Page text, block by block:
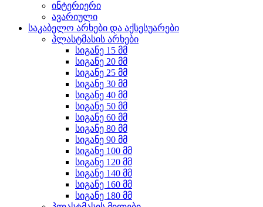
ინტერიერი
ავარიული
საკაბელო არხები და აქსესუარები
პლასტმასის არხები
სიგანე 15 მმ
სიგანე 20 მმ
სიგანე 25 მმ
სიგანე 30 მმ
სიგანე 40 მმ
სიგანე 50 მმ
სიგანე 60 მმ
სიგანე 80 მმ
სიგანე 90 მმ
სიგანე 100 მმ
სიგანე 120 მმ
სიგანე 140 მმ
სიგანე 160 მმ
სიგანე 180 მმ